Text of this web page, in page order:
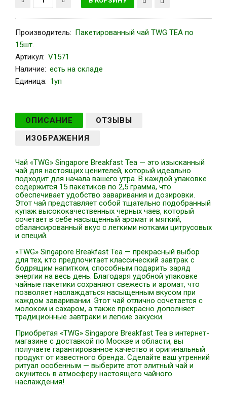
Производитель: Пакетированный чай TWG TEA по
15шт.
Артикул: V1571
Наличие: есть на складе
Единица: 1уп
ОПИСАНИЕ
ОТЗЫВЫ
ИЗОБРАЖЕНИЯ
Чай «TWG» Singapore Breakfast Tea — это изысканный
чай для настоящих ценителей, который идеально
подходит для начала вашего утра. В каждой упаковке
содержится 15 пакетиков по 2,5 грамма, что
обеспечивает удобство заваривания и дозировки.
Этот чай представляет собой тщательно подобранный
купаж высококачественных черных чаев, который
сочетает в себе насыщенный аромат и мягкий,
сбалансированный вкус с легкими нотками цитрусовых
и специй.
«TWG» Singapore Breakfast Tea — прекрасный выбор
для тех, кто предпочитает классический завтрак с
бодрящим напитком, способным подарить заряд
энергии на весь день. Благодаря удобной упаковке
чайные пакетики сохраняют свежесть и аромат, что
позволяет наслаждаться насыщенным вкусом при
каждом заваривании. Этот чай отлично сочетается с
молоком и сахаром, а также прекрасно дополняет
традиционные завтраки и легкие закуски.
Приобретая «TWG» Singapore Breakfast Tea в интернет-
магазине с доставкой по Москве и области, вы
получаете гарантированное качество и оригинальный
продукт от известного бренда. Сделайте ваш утренний
ритуал особенным — выберите этот элитный чай и
окунитесь в атмосферу настоящего чайного
наслаждения!